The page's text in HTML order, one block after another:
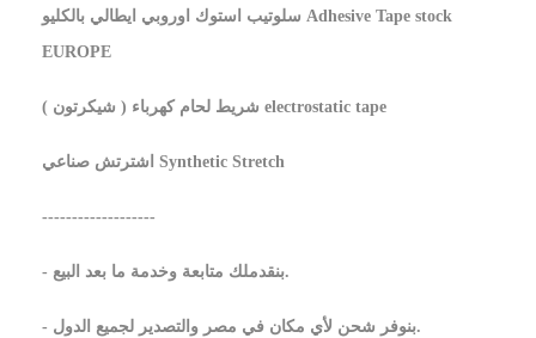
سلوتيب استوك اوروبي ايطالي بالكليو Adhesive Tape stock
EUROPE
شريط لحام كهرباء ( شيكرتون ) electrostatic tape
اشترتش صناعي Synthetic Stretch
-------------------
- بنقدملك متابعة وخدمة ما بعد البيع.
- بنوفر شحن لأي مكان في مصر والتصدير لجميع الدول.